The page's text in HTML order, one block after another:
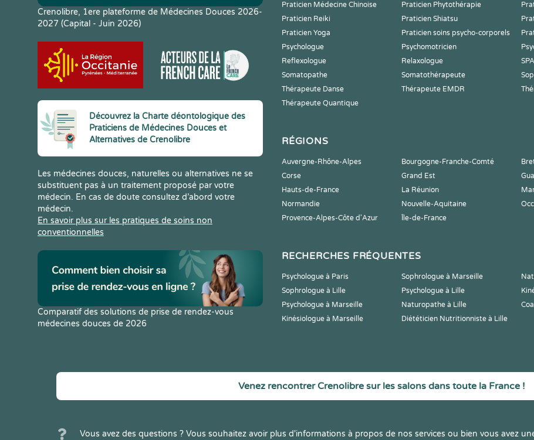
Crenolibre, 1ere plateforme de Médecines Douces 2026-
2027 (Capital - Juin 2026)
Découvrez la Charte déontologique des
Praticiens de Médecines Douces et
Alternatives de Crenolibre
Les médecines douces, naturelles ou alternatives ne se
substituent pas à un traitement proposé par votre
médecin. En cas de doute consultez d’abord votre
médecin.
En savoir plus sur les pratiques de soins non
conventionnelles
Comparatif des solutions de prise de rendez-vous
médecines douces de 2026
Praticien Médecine Chinoise
Praticien Phytothérapie
Praticien Reiki
Praticien Shiatsu
Praticien Yoga
Praticien soins psycho-corporels
Psychologue
Psychomotricien
Reflexologue
Relaxologue SPA
Somatopathe
Somatothérapeute
Thérapeute Danse
Thérapeute EMDR
Thérapeute Quantique
RÉGIONS
Auvergne-Rhône-Alpes Bourgogne-Franche-Comté
Corse
Grand Est
Hauts-de-France
La Réunion
Normandie
Nouvelle-Aquitaine
Provence-Alpes-Côte d'Azur
Île-de-France
RECHERCHES FRÉQUENTES
Psychologue à Paris Sophrologue à Marseille
Sophrologue à Lille
Psychologue à Lille
Psychologue à Marseille
Naturopathe à Lille
Kinésiologue à Marseille
Diététicien Nutritionniste à Lille
Venez rencontrer Crenolibre sur les salons dans toute la France !
Vous avez des questions ? Vous souhaitez avoir plus d'informations à propos de nos services ou bien vous avez